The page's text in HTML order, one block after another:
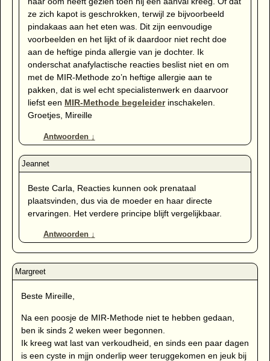
ze zich kapot is geschrokken, terwijl ze bijvoorbeeld
pindakaas aan het eten was. Dit zijn eenvoudige
voorbeelden en het lijkt of ik daardoor niet recht doe
aan de heftige pinda allergie van je dochter. Ik
onderschat anafylactische reacties beslist niet en om
met de MIR-Methode zo’n heftige allergie aan te
pakken, dat is wel echt specialistenwerk en daarvoor
liefst een MIR-Methode begeleiderinschakelen.
Groetjes, Mireille
Antwoorden ↓
Beste Carla, Reacties kunnen ook prenataal
plaatsvinden, dus via de moeder en haar directe
ervaringen. Het verdere principe blijft vergelijkbaar.
Antwoorden ↓
Beste Mireille,
Na een poosje de MIR-Methode niet te hebben gedaan,
ben ik sinds 2 weken weer begonnen.
Ik kreeg wat last van verkoudheid, en sinds een paar dagen
is een cyste in mjjn onderlip weer teruggekomen en jeuk bij